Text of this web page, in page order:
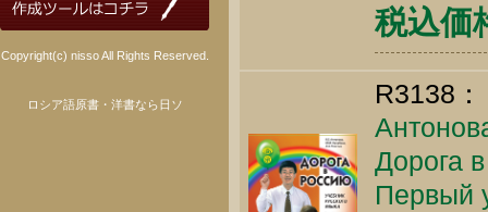
Copyright(c) nisso All Rights Reserved.
ロシア語原書・洋書なら日ソ
税込価
R3138：
Дорога
Первый